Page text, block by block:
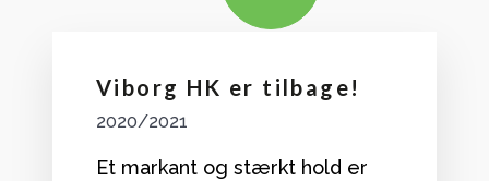
Viborg HK er tilbage!
2020/2021
Et markant og stærkt hold er